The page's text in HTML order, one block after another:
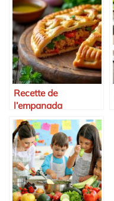
Recette de
l’empanada
galicienne